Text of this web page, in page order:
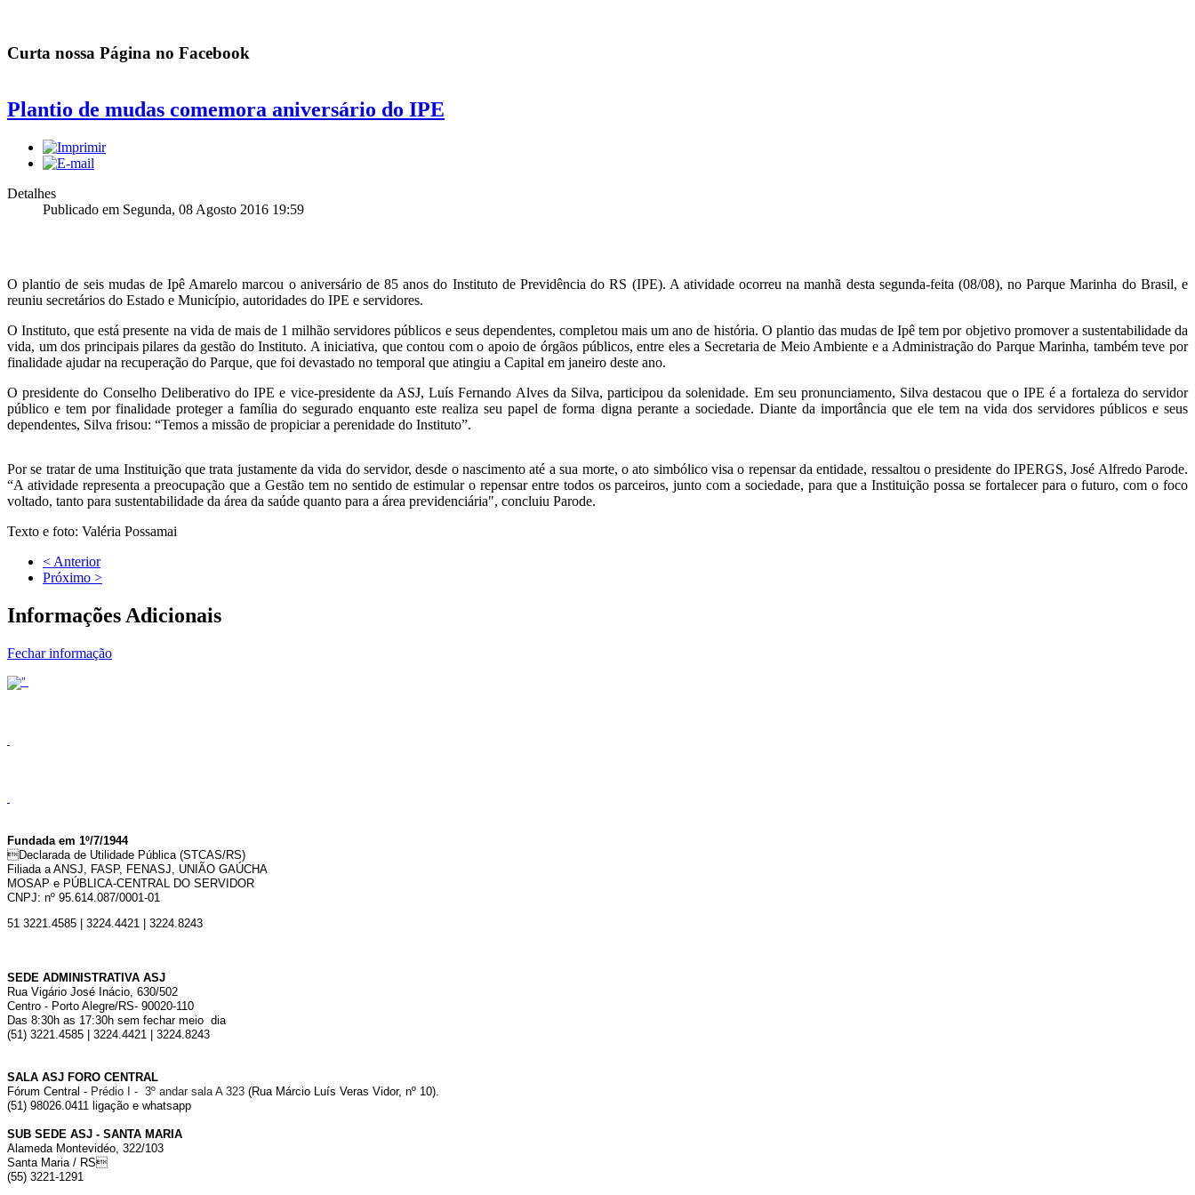
Curta nossa Página no Facebook
Plantio de mudas comemora aniversário do IPE
Detalhes
Publicado em Segunda, 08 Agosto 2016 19:59
O plantio de seis mudas de Ipê Amarelo marcou o aniversário de 85 anos do Instituto de Previdência do RS (IPE). A atividade ocorreu na manhã desta segunda-feita (08/08), no Parque Marinha do Brasil, e
reuniu secretários do Estado e Município, autoridades do IPE e servidores.
O Instituto, que está presente na vida de mais de 1 milhão servidores públicos e seus dependentes, completou mais um ano de história. O plantio das mudas de Ipê tem por objetivo promover a sustentabilidade da
vida, um dos principais pilares da gestão do Instituto. A iniciativa, que contou com o apoio de órgãos públicos, entre eles a Secretaria de Meio Ambiente e a Administração do Parque Marinha, também teve por
finalidade ajudar na recuperação do Parque, que foi devastado no temporal que atingiu a Capital em janeiro deste ano.
O presidente do Conselho Deliberativo do IPE e vice-presidente da ASJ, Luís Fernando Alves da Silva, participou da solenidade. Em seu pronunciamento, Silva destacou que o IPE é a fortaleza do servidor
público e tem por finalidade proteger a família do segurado enquanto este realiza seu papel de forma digna perante a sociedade. Diante da importância que ele tem na vida dos servidores públicos e seus
dependentes, Silva frisou: “Temos a missão de propiciar a perenidade do Instituto”.
Por se tratar de uma Instituição que trata justamente da vida do servidor, desde o nascimento até a sua morte, o ato simbólico visa o repensar da entidade, ressaltou o presidente do IPERGS, José Alfredo Parode.
“A atividade representa a preocupação que a Gestão tem no sentido de estimular o repensar entre todos os parceiros, junto com a sociedade, para que a Instituição possa se fortalecer para o futuro, com o foco
voltado, tanto para sustentabilidade da área da saúde quanto para a área previdenciária", concluiu Parode.
Texto e foto: Valéria Possamai
< Anterior
Próximo >
Informações Adicionais
Fechar informação
Fundada em 1º/7/1944
Declarada de Utilidade Pública (STCAS/RS)
Filiada a ANSJ, FASP, FENASJ, UNIÃO GAÚCHA
MOSAP e PÚBLICA-CENTRAL DO SERVIDOR
CNPJ: nº 95.614.087/0001-01
51 3221.4585 | 3224.4421 | 3224.8243
SEDE ADMINISTRATIVA ASJ
Rua Vigário José Inácio, 630/502
Centro - Porto Alegre/RS- 90020-110
Das 8:30h as 17:30h sem fechar meio dia
(51) 3221.4585 | 3224.4421 | 3224.8243
SALA ASJ FORO CENTRAL
Fórum Central - Prédio I - 3º andar sala A 323 (Rua Márcio Luís Veras Vidor, nº 10).
(51) 98026.0411 ligação e whatsapp
SUB SEDE ASJ - SANTA MARIA
Alameda Montevidéo, 322/103
Santa Maria / RS
(55) 3221-1291